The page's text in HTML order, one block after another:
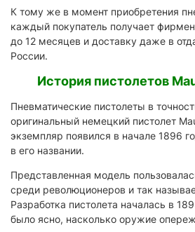
К тому же в момент приобретения
каждый покупатель получает
до 12 месяцев и доставку даже в
России.
История пистолетов
Пневматические пистолеты в
оригинальный немецкий пистолет
экземпляр появился в начале 1896
в его названии.
Представленная модель
среди революционеров и так
Разработка пистолета началась в
было ясно, насколько оружие